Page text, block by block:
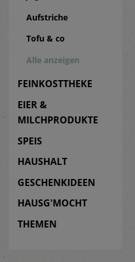
Aufstriche
Tofu & co
Alle anzeigen
FEINKOSTTHEKE
EIER &
MILCHPRODUKTE
SPEIS
HAUSHALT
GESCHENKIDEEN
HAUSG'MOCHT
THEMEN